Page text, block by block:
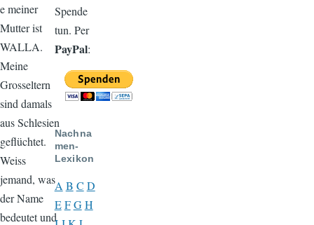
e meiner
Mutter ist
WALLA.
Meine
Grosseltern
sind damals
aus Schlesien
geflüchtet.
Weiss
jemand, was
der Name
bedeutet und
Spende
tun. Per
PayPal:
Nachna
men-
Lexikon
A B C D
E F G H